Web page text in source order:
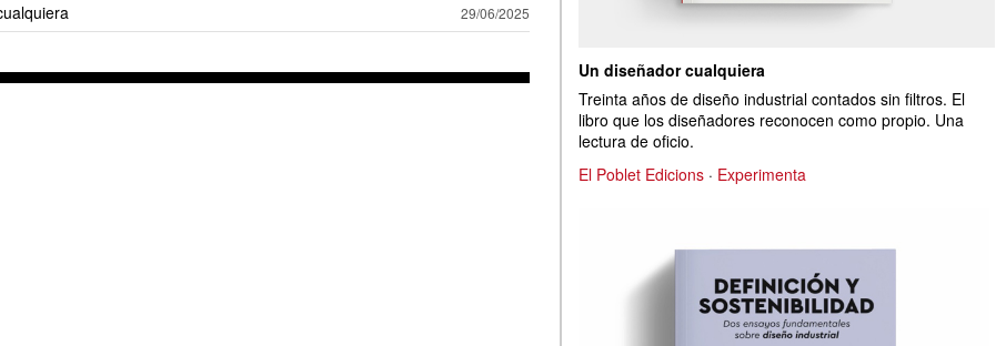
29/06/2025
Un diseñador cualquiera
Treinta años de diseño industrial contados sin filtros. El
libro que los diseñadores reconocen como propio. Una
lectura de oficio.
El Poblet Edicions · Experimenta